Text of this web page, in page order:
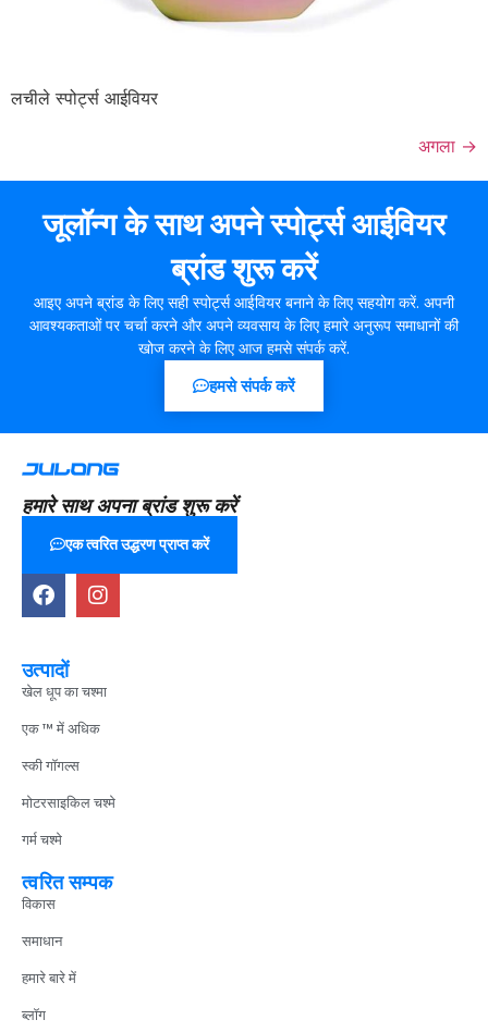
लचीले स्पोर्ट्स आईवियर
अगला →
जूलॉन्ग के साथ अपने स्पोर्ट्स आईवियर
ब्रांड शुरू करें
आइए अपने ब्रांड के लिए सही स्पोर्ट्स आईवियर बनाने के लिए सहयोग करें. अपनी
आवश्यकताओं पर चर्चा करने और अपने व्यवसाय के लिए हमारे अनुरूप समाधानों की
खोज करने के लिए आज हमसे संपर्क करें.
हमसे संपर्क करें
हमारे साथ अपना ब्रांड शुरू करें
एक त्वरित उद्धरण प्राप्त करें
उत्पादों
खेल धूप का चश्मा
एक ™ में अधिक
स्की गॉगल्स
मोटरसाइकिल चश्मे
गर्म चश्मे
त्वरित सम्पक
विकास
समाधान
हमारे बारे में
ब्लॉग